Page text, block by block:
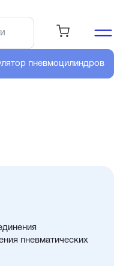
пневмоцилиндров
пневматических